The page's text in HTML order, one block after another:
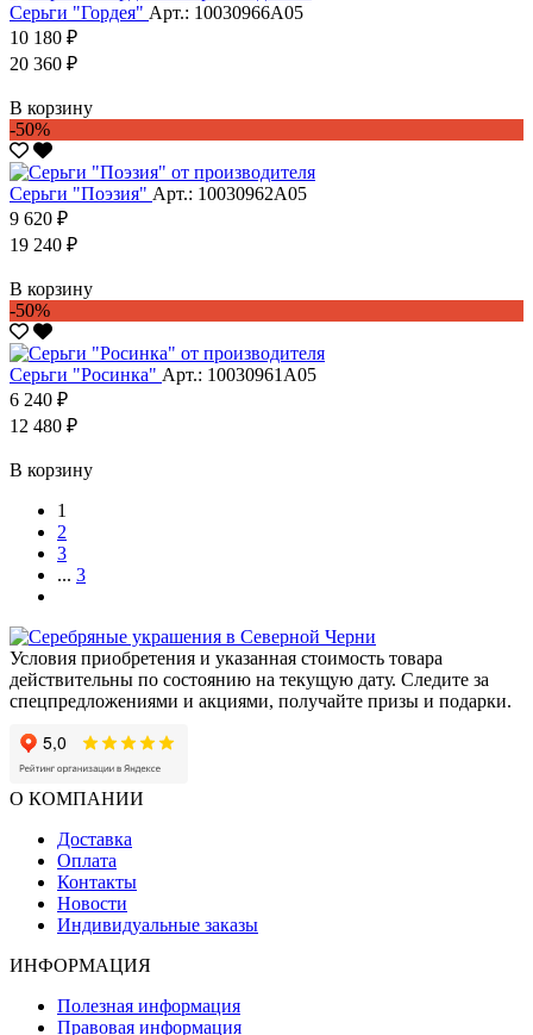
Серьги "Гордея" Арт.: 10030966А05
10 180 ₽
20 360 ₽
В корзину
-50%
Серьги "Поэзия" Арт.: 10030962А05
9 620 ₽
19 240 ₽
В корзину
-50%
Серьги "Росинка" Арт.: 10030961А05
6 240 ₽
12 480 ₽
В корзину
1
2
3
... 3
Условия приобретения и указанная стоимость товара
действительны по состоянию на текущую дату. Следите за
спецпредложениями и акциями, получайте призы и подарки.
О КОМПАНИИ
Доставка
Оплата
Контакты
Новости
Индивидуальные заказы
ИНФОРМАЦИЯ
Полезная информация
Правовая информация